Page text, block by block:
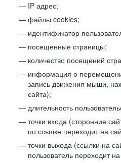
IP адрес;
файлы cookies;
идентификатор
посещенные страницы;
количество посещений
информация о
запись движения мыши,
сайта);
длительность
точки входа (сторонние
по ссылке переходит на
точки выхода (ссылки на
пользователь переходит